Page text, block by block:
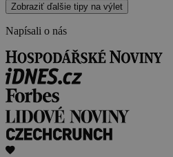
Zobraziť ďalšie tipy na výlet
Napísali o nás